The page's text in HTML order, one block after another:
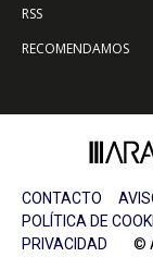
RSS
RECOMENDAMOS
CONTACTO
POLÍTICA DE
PRIVACIDAD ©